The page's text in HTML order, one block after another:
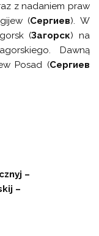
z nadaniem praw
(Сергиев). W
(Загорск) na
Dawną
Posad (Сергиев
–
–